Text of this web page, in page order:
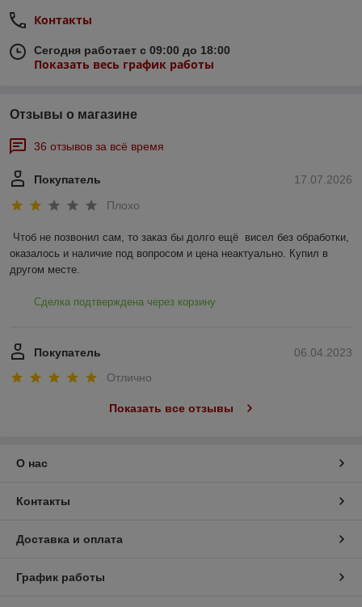
Контакты
Сегодня работает с 09:00 до 18:00
Показать весь график работы
Отзывы о магазине
36 отзывов за всё время
17.07.2026
Покупатель
Плохо
Чтоб не позвонил сам, то заказ бы долго ещё  висел без обработки,
оказалось и наличие под вопросом и цена неактуально. Купил в
другом месте.
Сделка подтверждена через корзину
06.04.2023
Покупатель
Отлично
Показать все отзывы
О нас
Контакты
Доставка и оплата
График работы